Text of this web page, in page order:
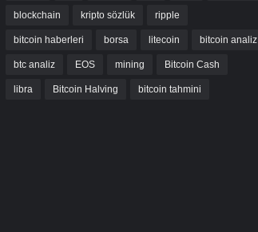
blockchain kripto sözlük ripple
bitcoin haberleri borsa litecoin bitcoin analiz
btc analiz EOS mining Bitcoin Cash
libra Bitcoin Halving bitcoin tahmini